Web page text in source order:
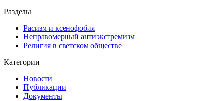
Разделы
Расизм и ксенофобия
Неправомерный антиэкстремизм
Религия в светском обществе
Категории
Новости
Публикации
Документы